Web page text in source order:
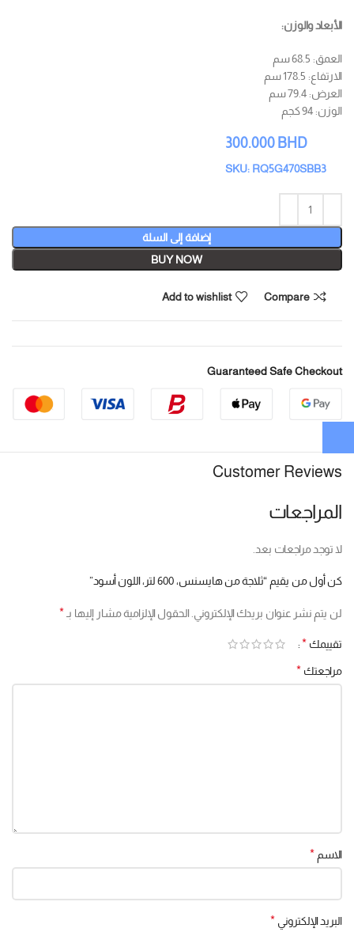
الأبعاد والوزن:
العمق: 68.5 سم
الارتفاع: 178.5 سم
العرض: 79.4 سم
الوزن: 94 كجم
300.000 BHD
SKU: RQ5G470SBB3
إضافة إلى السلة
BUY NOW
Compare
Add to wishlist
Guaranteed Safe Checkout
Customer Reviews
المراجعات
لا توجد مراجعات بعد.
كن أول من يقيم “ثلاجة من هايسنس، 600 لتر، اللون أسود”
لن يتم نشر عنوان بريدك الإلكتروني. الحقول الإلزامية مشار إليها بـ *
تقييمك *
مراجعتك *
الاسم *
البريد الإلكتروني *